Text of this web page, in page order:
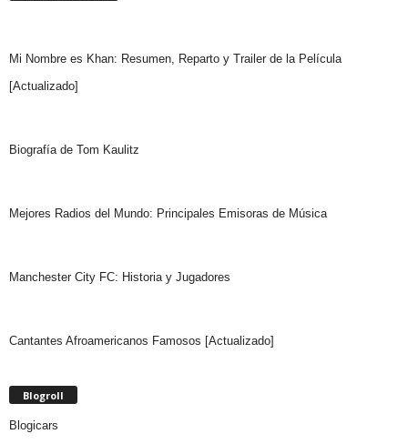
Mi Nombre es Khan: Resumen, Reparto y Trailer de la Película
[Actualizado]
Biografía de Tom Kaulitz
Mejores Radios del Mundo: Principales Emisoras de Música
Manchester City FC: Historia y Jugadores
Cantantes Afroamericanos Famosos [Actualizado]
Blogroll
Blogicars